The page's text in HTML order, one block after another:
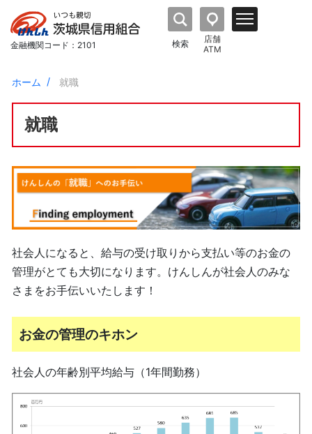
金融機関コード：2101 検索
店舗
ATM
ホーム 就職
就職
社会人になると、給与の受け取りから支払い等のお金の
管理がとても大切になります。けんしんが社会人のみな
さまをお手伝いいたします！
お金の管理のキホン
社会人の年齢別平均給与（1年間勤務）